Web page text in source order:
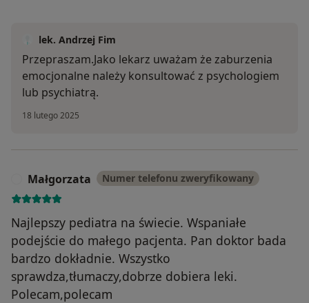
lek. Andrzej Fim
Przepraszam.Jako lekarz uważam że zaburzenia
emocjonalne należy konsultować z psychologiem
lub psychiatrą.
18 lutego 2025
Małgorzata Numer telefonu zweryfikowany
Najlepszy pediatra na świecie. Wspaniałe
podejście do małego pacjenta. Pan doktor bada
bardzo dokładnie. Wszystko
sprawdza,tłumaczy,dobrze dobiera leki.
Polecam,polecam